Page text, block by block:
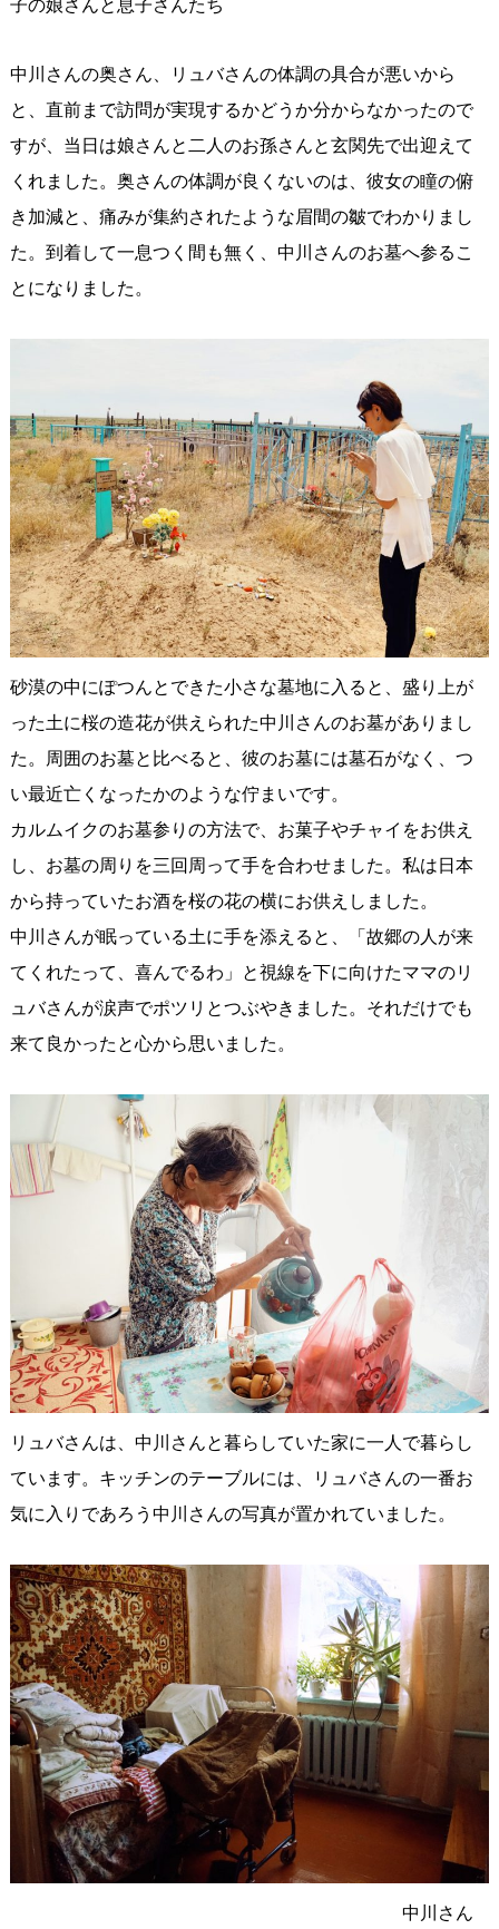
中川さんの奥さん、リュバさんの体調の具合が悪いから
と、直前まで訪問が実現するかどうか分からなかったので
すが、当日は娘さんと二人のお孫さんと玄関先で出迎えて
くれました。奥さんの体調が良くないのは、彼女の瞳の俯
き加減と、痛みが集約されたような眉間の皺でわかりまし
た。到着して一息つく間も無く、中川さんのお墓へ参るこ
とになりました。
砂漠の中にぽつんとできた小さな墓地に入ると、盛り上が
った土に桜の造花が供えられた中川さんのお墓がありまし
た。周囲のお墓と比べると、彼のお墓には墓石がなく、つ
い最近亡くなったかのような佇まいです。
カルムイクのお墓参りの方法で、お菓子やチャイをお供え
し、お墓の周りを三回周って手を合わせました。私は日本
から持っていたお酒を桜の花の横にお供えしました。
中川さんが眠っている土に手を添えると、「故郷の人が来
てくれたって、喜んでるわ」と視線を下に向けたママのリ
ュバさんが涙声でポツリとつぶやきました。それだけでも
来て良かったと心から思いました。
リュバさんは、中川さんと暮らしていた家に一人で暮らし
ています。キッチンのテーブルには、リュバさんの一番お
気に入りであろう中川さんの写真が置かれていました。
中川さん